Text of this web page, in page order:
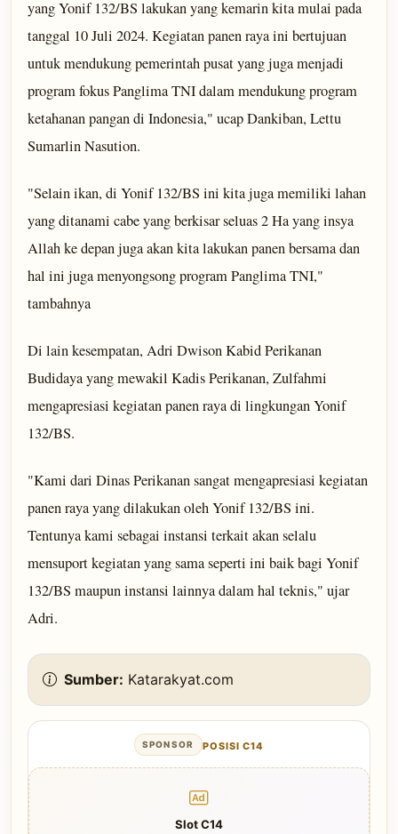
yang Yonif 132/BS lakukan yang kemarin kita mulai pada
tanggal 10 Juli 2024. Kegiatan panen raya ini bertujuan
untuk mendukung pemerintah pusat yang juga menjadi
program fokus Panglima TNI dalam mendukung program
ketahanan pangan di Indonesia," ucap Dankiban, Lettu
Sumarlin Nasution.
"Selain ikan, di Yonif 132/BS ini kita juga memiliki lahan
yang ditanami cabe yang berkisar seluas 2 Ha yang insya
Allah ke depan juga akan kita lakukan panen bersama dan
hal ini juga menyongsong program Panglima TNI,"
tambahnya
Di lain kesempatan, Adri Dwison Kabid Perikanan
Budidaya yang mewakil Kadis Perikanan, Zulfahmi
mengapresiasi kegiatan panen raya di lingkungan Yonif
132/BS.
"Kami dari Dinas Perikanan sangat mengapresiasi kegiatan
panen raya yang dilakukan oleh Yonif 132/BS ini.
Tentunya kami sebagai instansi terkait akan selalu
mensuport kegiatan yang sama seperti ini baik bagi Yonif
132/BS maupun instansi lainnya dalam hal teknis," ujar
Adri.
Sumber: Katarakyat.com
SPONSOR POSISI C14
Slot C14